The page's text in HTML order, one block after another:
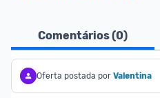
Comentários (0)
Oferta postada por Valentina